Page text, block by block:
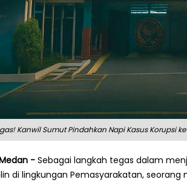
Kanwil Sumut Pindahkan Napi Kasus Korupsi
-Sebagai langkah tegas dalam
di lingkungan Pemasyarakatan, seorang